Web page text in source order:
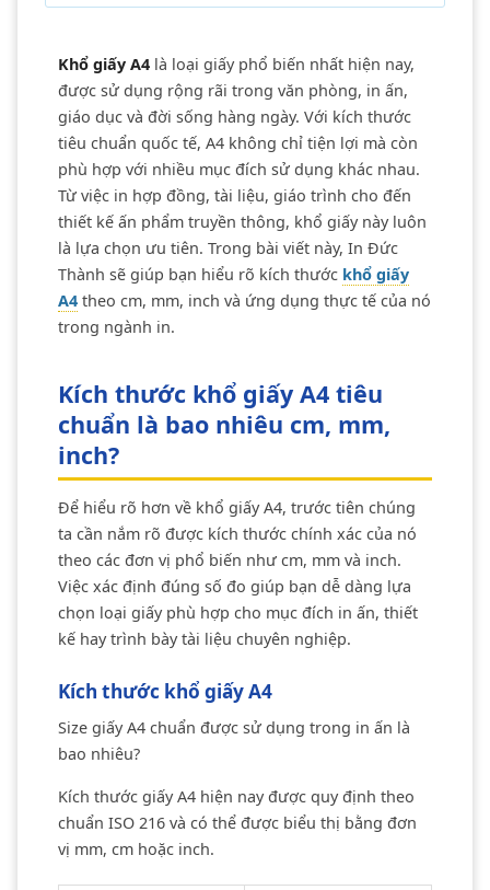
Khổ giấy A4 là loại giấy phổ biến nhất hiện nay,
được sử dụng rộng rãi trong văn phòng, in ấn,
giáo dục và đời sống hàng ngày. Với kích thước
tiêu chuẩn quốc tế, A4 không chỉ tiện lợi mà còn
phù hợp với nhiều mục đích sử dụng khác nhau.
Từ việc in hợp đồng, tài liệu, giáo trình cho đến
thiết kế ấn phẩm truyền thông, khổ giấy này luôn
là lựa chọn ưu tiên. Trong bài viết này, In Đức
Thành sẽ giúp bạn hiểu rõ kích thước khổ giấy
A4 theo cm, mm, inch và ứng dụng thực tế của nó
trong ngành in.
Kích thước khổ giấy A4 tiêu
chuẩn là bao nhiêu cm, mm,
inch?
Để hiểu rõ hơn về khổ giấy A4, trước tiên chúng
ta cần nắm rõ được kích thước chính xác của nó
theo các đơn vị phổ biến như cm, mm và inch.
Việc xác định đúng số đo giúp bạn dễ dàng lựa
chọn loại giấy phù hợp cho mục đích in ấn, thiết
kế hay trình bày tài liệu chuyên nghiệp.
Kích thước khổ giấy A4
Size giấy A4 chuẩn được sử dụng trong in ấn là
bao nhiêu?
Kích thước giấy A4 hiện nay được quy định theo
chuẩn ISO 216 và có thể được biểu thị bằng đơn
vị mm, cm hoặc inch.